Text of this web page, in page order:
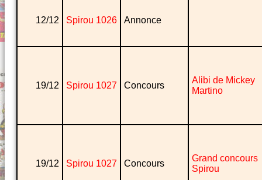
12/12 Spirou 1026 Annonce
19/12 Spirou 1027 Concours
Alibi de Mickey
Martino
19/12 Spirou 1027 Concours
Grand concours
Spirou